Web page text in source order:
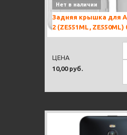
Нет в наличии
Задняя крышка для
2 (ZE551ML,
10,00 руб.
ЦЕНА